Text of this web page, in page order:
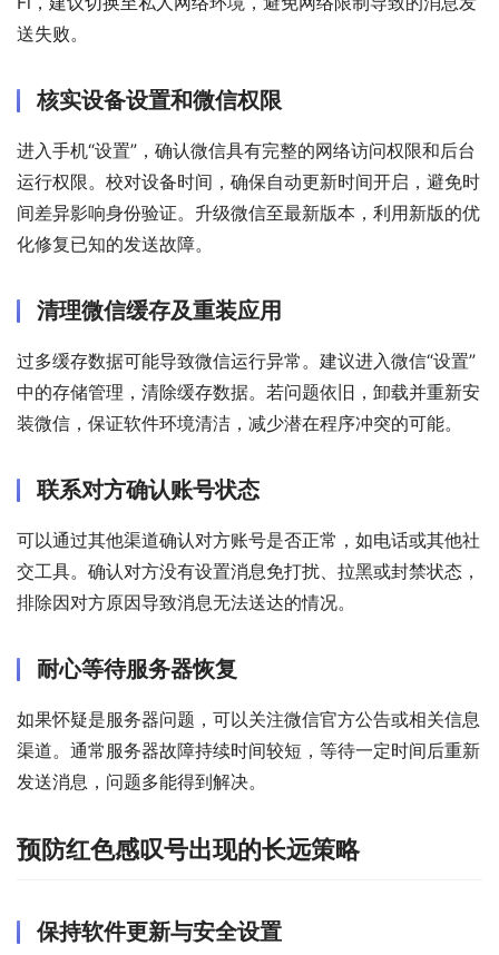
送失败。
核实设备设置和微信权限
进入手机“设置”，确认微信具有完整的网络访问权限和后台
运行权限。校对设备时间，确保自动更新时间开启，避免时
间差异影响身份验证。升级微信至最新版本，利用新版的优
化修复已知的发送故障。
清理微信缓存及重装应用
过多缓存数据可能导致微信运行异常。建议进入微信“设置”
中的存储管理，清除缓存数据。若问题依旧，卸载并重新安
装微信，保证软件环境清洁，减少潜在程序冲突的可能。
联系对方确认账号状态
可以通过其他渠道确认对方账号是否正常，如电话或其他社
交工具。确认对方没有设置消息免打扰、拉黑或封禁状态，
排除因对方原因导致消息无法送达的情况。
耐心等待服务器恢复
如果怀疑是服务器问题，可以关注微信官方公告或相关信息
渠道。通常服务器故障持续时间较短，等待一定时间后重新
发送消息，问题多能得到解决。
预防红色感叹号出现的长远策略
保持软件更新与安全设置